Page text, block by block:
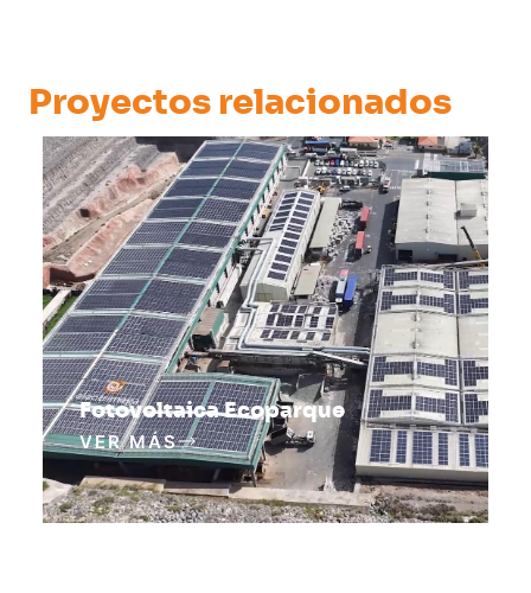
Proyectos relacionados
Fotovoltaica Ecoparque
VER MÁS